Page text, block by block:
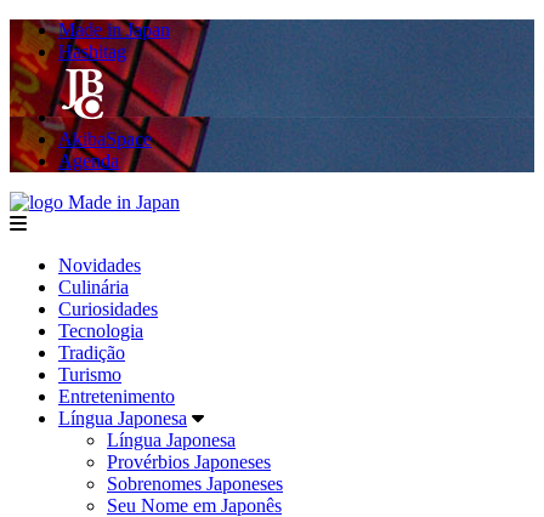
Made in Japan
Hashitag
AkibaSpace
Agenda
menu
Novidades
Culinária
Curiosidades
Tecnologia
Tradição
Turismo
Entretenimento
Língua Japonesa
Língua Japonesa
Provérbios Japoneses
Sobrenomes Japoneses
Seu Nome em Japonês